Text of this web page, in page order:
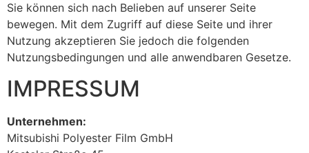
Sie können sich nach Belieben auf unserer Seite
bewegen. Mit dem Zugriff auf diese Seite und ihrer
Nutzung akzeptieren Sie jedoch die folgenden
Nutzungsbedingungen und alle anwendbaren Gesetze.
IMPRESSUM
Unternehmen:
Mitsubishi Polyester Film GmbH